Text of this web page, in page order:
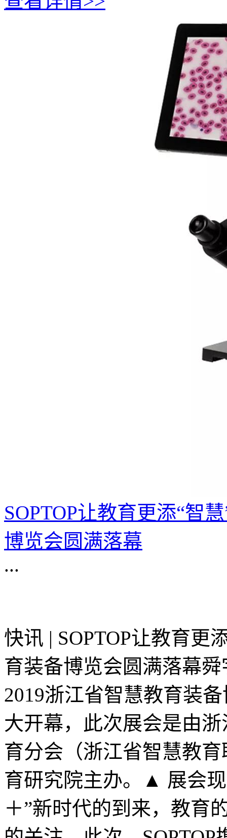
SOPTOP让教育更添“智
博览会圆满落幕
...
快讯 | SOPTOP让教育
育装备博览会圆满落幕舜
2019浙江省智慧教育装
大开幕，此次展会是由
育分会（浙江省智慧教
育研究院主办。▲ 展会现
＋”新时代的到来，教育